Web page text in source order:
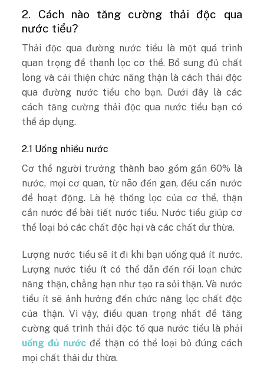
2. Cách nào tăng cường thải độc qua
nước tiểu?
Thải độc qua đường nước tiểu là một quá trình
quan trọng để thanh lọc cơ thể. Bổ sung đủ chất
lỏng và cải thiện chức năng thận là cách thải độc
qua đường nước tiểu cho bạn. Dưới đây là các
cách tăng cường thải độc qua nước tiểu bạn có
thể áp dụng.
2.1 Uống nhiều nước
Cơ thể người trưởng thành bao gồm gần 60% là
nước, mọi cơ quan, từ não đến gan, đều cần nước
để hoạt động. Là hệ thống lọc của cơ thể, thận
cần nước để bài tiết nước tiểu. Nước tiểu giúp cơ
thể loại bỏ các chất độc hại và các chất dư thừa.
Lượng nước tiểu sẽ ít đi khi bạn uống quá ít nước.
Lượng nước tiểu ít có thể dẫn đến rối loạn chức
năng thận, chẳng hạn như tạo ra sỏi thận. Và nước
tiểu ít sẽ ảnh hưởng đến chức năng lọc chất độc
của thận. Vì vậy, điều quan trọng nhất để tăng
cường quá trình thải độc tố qua nước tiểu là phải
uống đủ nước để thận có thể loại bỏ đúng cách
mọi chất thải dư thừa.